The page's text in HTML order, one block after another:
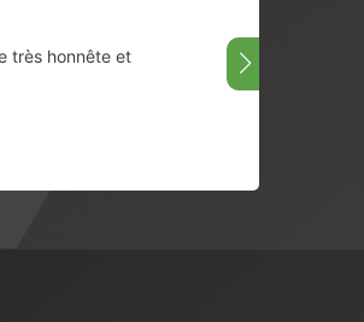
très honnête et